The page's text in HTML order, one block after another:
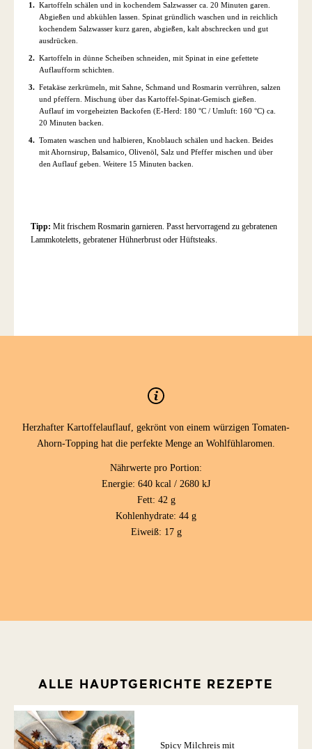
Kartoffeln schälen und in kochendem Salzwasser ca. 20 Minuten garen.
Abgießen und abkühlen lassen. Spinat gründlich waschen und in reichlich
kochendem Salzwasser kurz garen, abgießen, kalt abschrecken und gut
ausdrücken.
Kartoffeln in dünne Scheiben schneiden, mit Spinat in eine gefettete
Auflaufform schichten.
Fetakäse zerkrümeln, mit Sahne, Schmand und Rosmarin verrühren, salzen
und pfeffern. Mischung über das Kartoffel-Spinat-Gemisch gießen.
Auflauf im vorgeheizten Backofen (E-Herd: 180 °C / Umluft: 160 °C) ca.
20 Minuten backen.
Tomaten waschen und halbieren, Knoblauch schälen und hacken. Beides
mit Ahornsirup, Balsamico, Olivenöl, Salz und Pfeffer mischen und über
den Auflauf geben. Weitere 15 Minuten backen.
Tipp: Mit frischem Rosmarin garnieren. Passt hervorragend zu gebratenen
Lammkoteletts, gebratener Hühnerbrust oder Hüftsteaks.
Herzhafter Kartoffelauflauf, gekrönt von einem würzigen Tomaten-
Ahorn-Topping hat die perfekte Menge an Wohlfühlaromen.
Nährwerte pro Portion:
Energie: 640 kcal / 2680 kJ
Fett: 42 g
Kohlenhydrate: 44 g
Eiweiß: 17 g
ALLE HAUPTGERICHTE REZEPTE
Spicy Milchreis mit